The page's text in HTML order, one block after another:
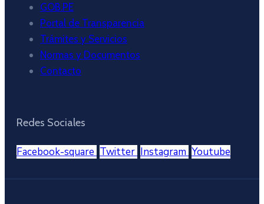
GOB.PE
Portal de Transparencia
Trámites y Servicios
Normas y Documentos
Contacto
Redes Sociales
Facebook-square Twitter Instagram Youtube